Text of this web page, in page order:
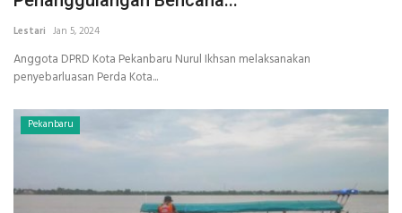
Lestari Jan 5, 2024
Anggota DPRD Kota Pekanbaru Nurul Ikhsan melaksanakan
penyebarluasan Perda Kota...
Pekanbaru